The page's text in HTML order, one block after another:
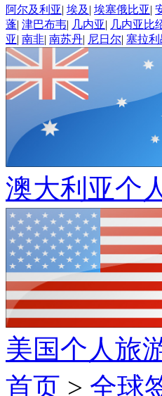
阿尔及利亚| 埃及 | 埃塞俄比亚|
蓬| 津巴布韦| 几内亚| 几内亚比
亚| 南非| 南苏丹| 尼日尔| 塞拉利
澳大利亚个
美国个人旅
首页 > 全球